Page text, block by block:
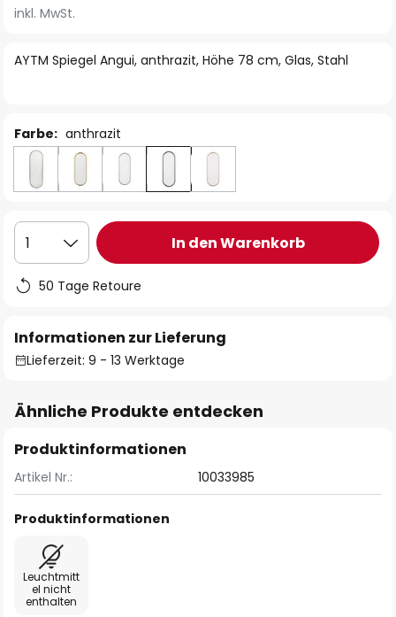
der
springen
AYTM Spiegel Angui, anthrazit, Höhe 78 cm, Glas, Stahl
inkl. MwSt.
Farbe: anthrazit
1 In den Warenkorb
50 Tage Retoure
Informationen zur Lieferung
Lieferzeit: 9 - 13 Werktage
Ähnliche Produkte entdecken
Produktinformationen
Artikel Nr.: 10033985
Produktinformationen
Leuchtmitt
el nicht
enthalten